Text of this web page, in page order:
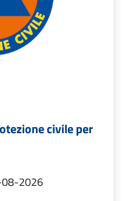
civile per
08-2026